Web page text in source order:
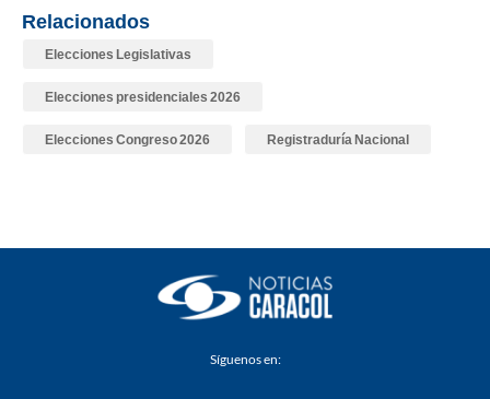
Relacionados
Elecciones Legislativas
Elecciones presidenciales 2026
Elecciones Congreso 2026 Registraduría Nacional
Síguenos en: